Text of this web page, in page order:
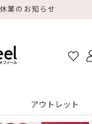
アウトレット